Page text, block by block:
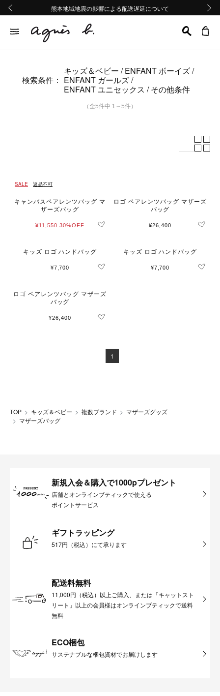
熊本地域地震の影響による配送遅延について
Summer Sale 2buy10%OFF!!
熊本地域地震の影響による配送遅延について
Summer Sale 2buy10%OFF!!
検索条件：
キッズ＆ベビー
ENFANT ボーイズ
ENFANT ガールズ
ENFANT ユニセックス
その他条件
（全5件中 1～5件）
SALE 返品不可
キャンバスペアレンツバッグ マ
ザーズバッグ
¥11,550 30%OFF
ロゴ ペアレンツバッグ マザーズ
バッグ
¥26,400
キッズ ロゴ ハンドバッグ
¥7,700
キッズ ロゴ ハンドバッグ
¥7,700
ロゴ ペアレンツバッグ マザーズ
バッグ
¥26,400
1
TOP キッズ＆ベビー 複数ブランド
マザーズグッズ
マザーズバッグ
新規入会＆購入で1000pプレゼント
店舗とオンラインブティックで使える
ポイントサービス
ギフトラッピング
517円（税込）にて承ります
配送料無料
11,000円（税込）以上ご購入、または「キャットスト
リート」以上の会員様はオンラインブティックで送料
無料
ECO梱包
サステナブルな梱包資材でお届けします